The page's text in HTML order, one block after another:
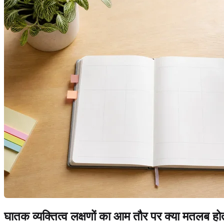
घातक व्यक्तित्व लक्षणों का आम तौर पर क्या मतलब